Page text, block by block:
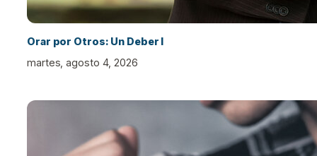
Orar por Otros: Un Deber I
martes, agosto 4, 2026